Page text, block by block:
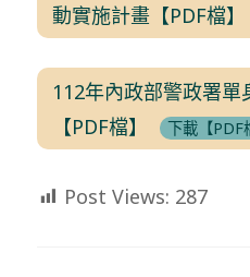
動實施計畫【PDF檔】
112年內政部警政署單
【PDF檔】
下載【PDF
Post Views: 287